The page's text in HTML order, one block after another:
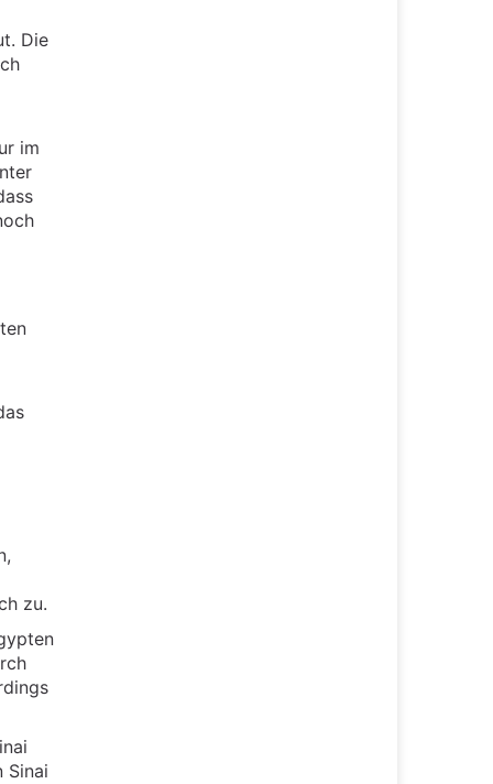
Die
im
zu.
Sinai